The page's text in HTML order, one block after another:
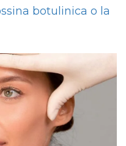
botulinica o la